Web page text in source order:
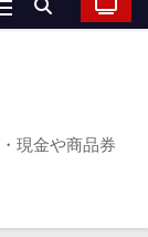
現金や商品券